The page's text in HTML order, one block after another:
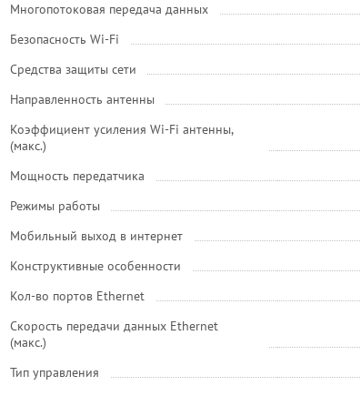
Многопотоковая передача данных
Безопасность Wi-Fi
Средства защиты сети
Направленность антенны
Коэффициент усиления Wi-Fi антенны,
(макс.)
Мощность передатчика
Режимы работы
Мобильный выход в интернет
Конструктивные особенности
Кол-во портов Ethernet
Скорость передачи данных Ethernet
(макс.)
Тип управления